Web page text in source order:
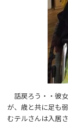
話戻ろう・・彼
が、歳と共に足も
むテルさんは入居